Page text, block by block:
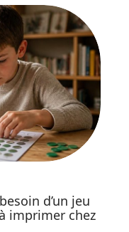
d’un jeu
imprimer chez